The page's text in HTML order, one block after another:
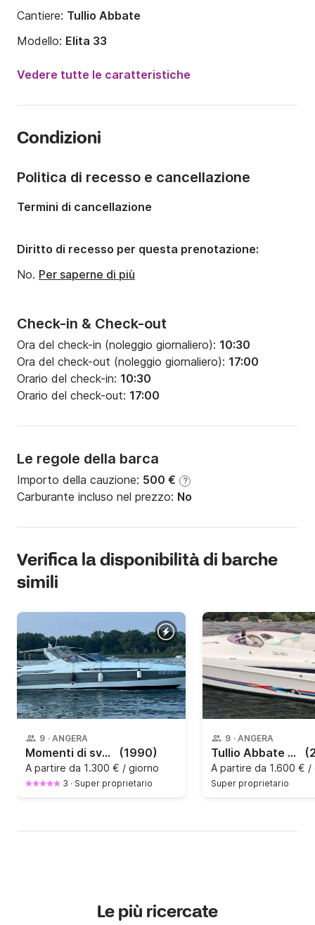
Cantiere: Tullio Abbate
Modello: Elita 33
400CV
Portata massima persone:
Vedere tutte le caratteristiche
Condizioni
Check-in & Check-out
Ora del check-in (noleggio giornaliero): 10:30
Ora del check-out (noleggio giornaliero): 17:00
Orario del check-in: 10:30
Orario del check-out: 17:00
Le regole della barca
Importo della cauzione: 500 € ?
Carburante incluso nel prezzo: No
Politica di recesso e cancellazione
Termini di cancellazione
Diritto di recesso per questa prenotazione:
No. Per saperne di più
Verifica la disponibilità di barche
simili
9 · ANGERA
Momenti di svago sul lago Maggiore (1990)
A partire da 1.300 € / giorno
3 · Super proprietario
9 · ANGERA
Tullio Abbate 30 Elite - Lago Maggiore
A partire da 1.600 € /
Super proprietario
Le più ricercate